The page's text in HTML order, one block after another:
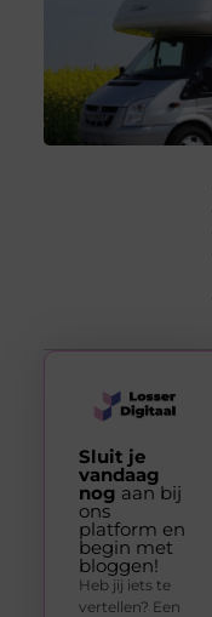
Sluit je
vandaag
nog aan bij
ons
platform en
begin met
bloggen!
Heb jij iets te
vertellen? Een